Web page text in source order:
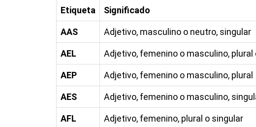
Etiqueta Significado
AAS Adjetivo, masculino o neutro, singular
AEL Adjetivo, femenino o masculino, plural
AEP Adjetivo, femenino o masculino, plural
AES Adjetivo, femenino o masculino,
AFL Adjetivo, femenino, plural o singular